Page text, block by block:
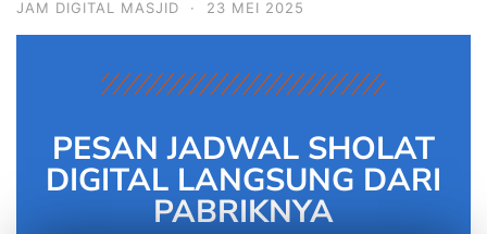
JAM DIGITAL MASJID · 23 MEI 2025
PESAN JADWAL SHOLAT
DIGITAL LANGSUNG DARI
PABRIKNYA